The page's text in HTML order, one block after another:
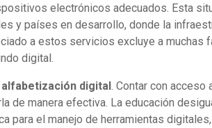
electrónicos adecuados. Esta
y países en desarrollo, donde la
a estos servicios excluye a muchas
digital.
alfabetización digital . Contar con
de manera efectiva. La educación
para el manejo de herramientas